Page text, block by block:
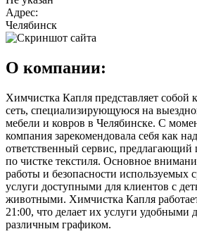
Адрес:
Челябинск
О компании:
Химчистка Капля представляет
сеть, специализирующуюся на
мебели и ковров в Челябинске. С
компания зарекомендовала себя как
ответственный сервис, предлагающий
по чистке текстиля. Основное
работы и безопасности используемых
услуги доступными для клиентов с
животными. Химчистка Капля
21:00, что делает их услуги удобными
различным графиком.